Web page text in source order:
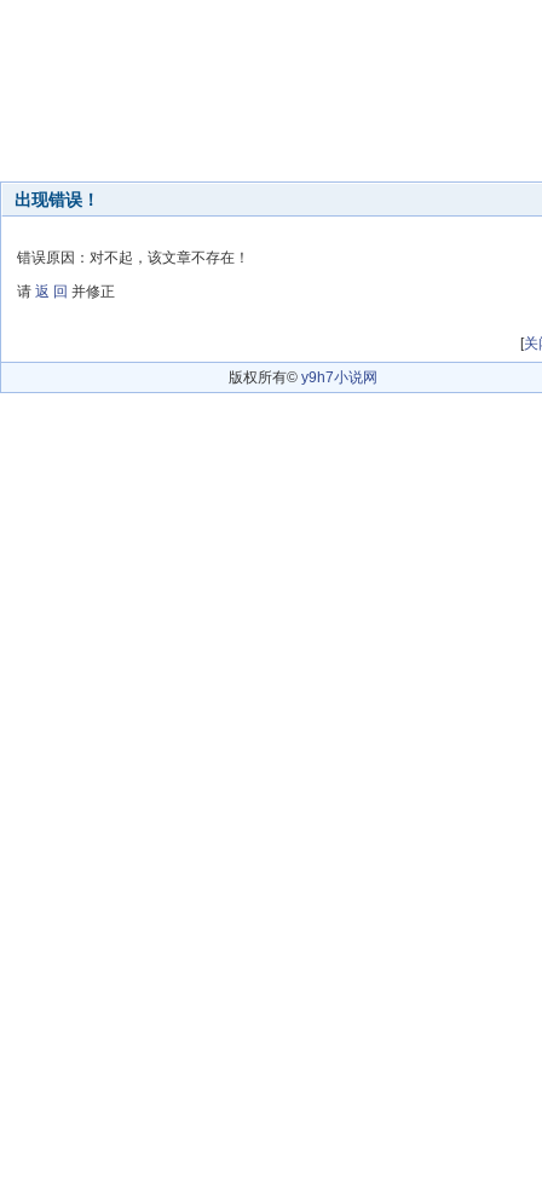
出现错误！
错误原因：对不起，该文章不存在！
请 返 回 并修正
[关
版权所有© y9h7小说网